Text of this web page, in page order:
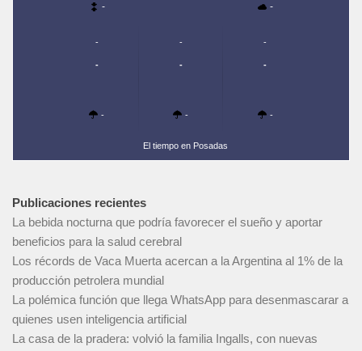
- -
-
-
-
-
-
-
-
-
-
El tiempo en Posadas
Publicaciones recientes
La bebida nocturna que podría favorecer el sueño y aportar
beneficios para la salud cerebral
Los récords de Vaca Muerta acercan a la Argentina al 1% de la
producción petrolera mundial
La polémica función que llega WhatsApp para desenmascarar a
quienes usen inteligencia artificial
La casa de la pradera: volvió la familia Ingalls, con nuevas